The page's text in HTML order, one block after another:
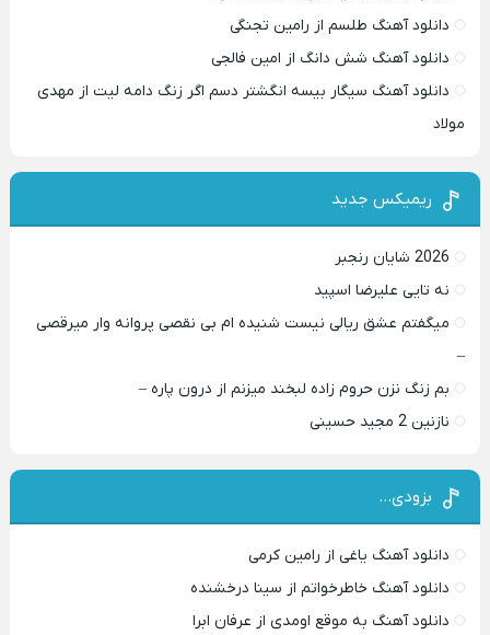
دانلود آهنگ طلسم از رامین تجنگی
دانلود آهنگ شش دانگ از امین فالجی
دانلود آهنگ سیگار بیسه انگشتر دسم اگر زنگ دامه لیت از مهدی
مولاد
ریمیکس جدید
2026 شایان رنجبر
نه تایی علیرضا اسپید
میگفتم عشق ریالی نیست شنیده ام بی نقصی پروانه وار میرقصی
–
بم زنگ نزن حروم زاده لبخند میزنم از درون پاره –
نازنین 2 مجید حسینی
بزودی…
دانلود آهنگ یاغی از رامین کرمی
دانلود آهنگ خاطرخواتم از سینا درخشنده
دانلود آهنگ به موقع اومدی از عرفان ابرا